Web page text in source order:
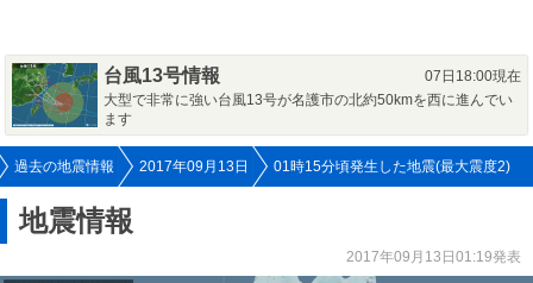
台風13号情報
07日18:00現在
大型で非常に強い台風13号が名護市の北約50kmを西に進んでい
ます
過去の地震情報 2017年09月13日 01時15分頃発生した地震(最大震度2)
地震情報
2017年09月13日01:19発表